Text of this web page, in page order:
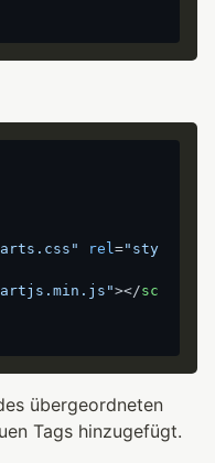
rel ="sty
></sc
übergeordneten
Tags hinzugefügt.